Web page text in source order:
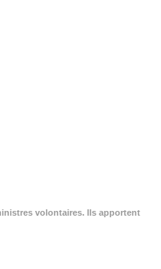
volontaires. Ils apportent